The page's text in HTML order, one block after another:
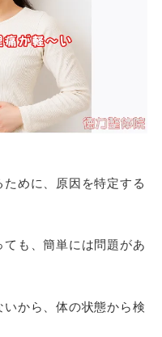
めに、原因を特定する
も、簡単には問題があ
から、体の状態から検